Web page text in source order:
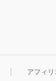
アフィリ